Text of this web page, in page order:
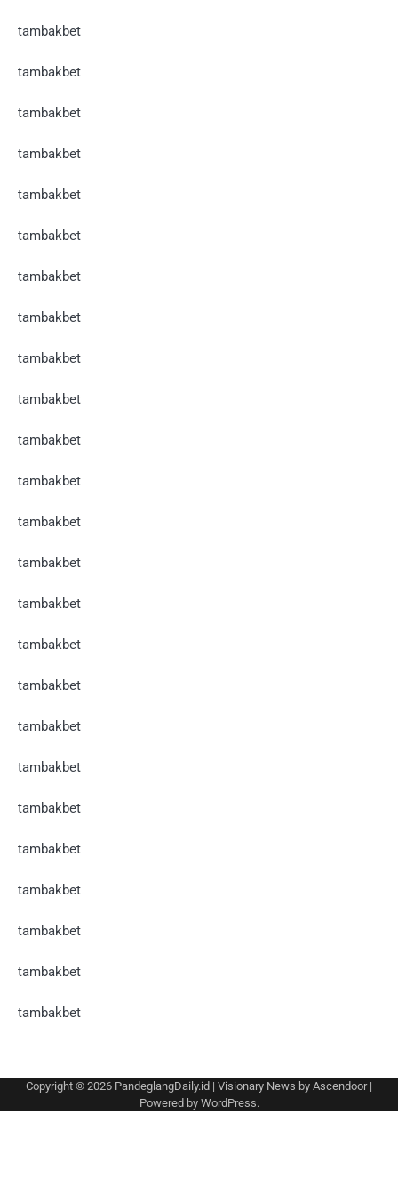
tambakbet
tambakbet
tambakbet
tambakbet
tambakbet
tambakbet
tambakbet
tambakbet
tambakbet
tambakbet
tambakbet
tambakbet
tambakbet
tambakbet
tambakbet
tambakbet
tambakbet
tambakbet
tambakbet
tambakbet
tambakbet
tambakbet
tambakbet
tambakbet
tambakbet
Copyright © 2026 PandeglangDaily.id | Visionary News by Ascendoor|
Powered by WordPress.